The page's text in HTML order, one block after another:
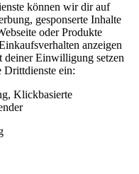
können wir dir auf
gesponserte Inhalte
oder Produkte
anzeigen
deiner Einwilligung setzen
Drittdienste ein:
Klickbasierte